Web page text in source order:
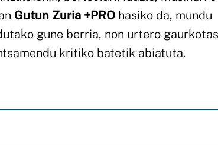
Gutun Zuria +PRO hasiko da, mundu
gune berria, non urtero
kritiko batetik abiatuta.